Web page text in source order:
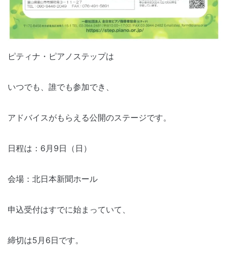
ピティナ・ピアノステップは
いつでも、誰でも参加でき、
アドバイスがもらえる公開のステージです。
日程は：6月9日（日）
会場：北日本新聞ホール
申込受付はすでに始まっていて、
締切は5月6日です。